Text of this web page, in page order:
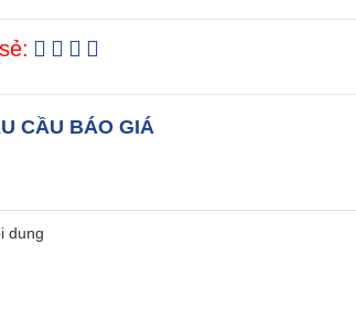
CẦU BÁO GIÁ